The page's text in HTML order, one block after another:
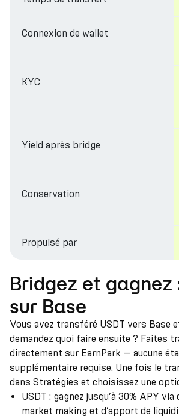
Connexion de wallet
KYC
Yield après bridge
Conservation
Propulsé par
Bridgez et gagnez
sur Base
Vous avez transféré USDT vers Base
demandez quoi faire ensuite ? Faites
directement sur EarnPark — aucune
supplémentaire requise. Une fois le
dans Stratégies et choisissez une
USDT : gagnez jusqu’à 30% APY
market making et d’apport de